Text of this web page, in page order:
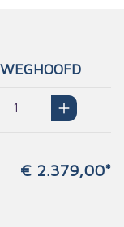
€ 2.379,00*